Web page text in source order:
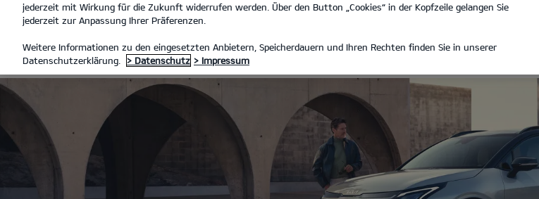
FULL SERVICE LEASING
jederzeit mit Wirkung für die Zukunft widerrufen werden. Über den Button „Cookies“ in der Kopfzeile gelangen Sie
jederzeit zur Anpassung Ihrer Präferenzen.
Weitere Informationen zu den eingesetzten Anbietern, Speicherdauern und Ihren Rechten finden Sie in unserer
Datenschutzerklärung.
> Datenschutz > Impressum